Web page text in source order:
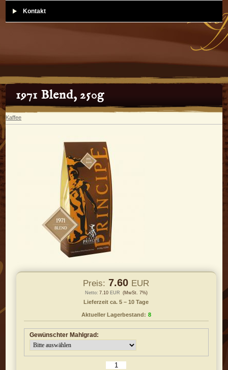
Kontakt
1971 Blend, 250g
Kaffee
Preis: 7.60 EUR
Netto: 7.10 EUR (MwSt. 7%)
Lieferzeit ca. 5 – 10 Tage
Aktueller Lagerbestand: 8
Gewünschter Mahlgrad: